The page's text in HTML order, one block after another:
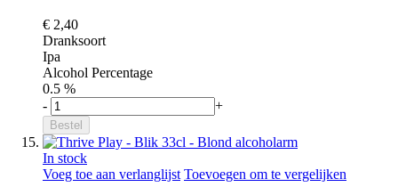
€ 2,40
Dranksoort
Ipa
Alcohol Percentage
0.5 %
-
+
Bestel
In stock
Voeg toe aan verlanglijst Toevoegen om te vergelijken